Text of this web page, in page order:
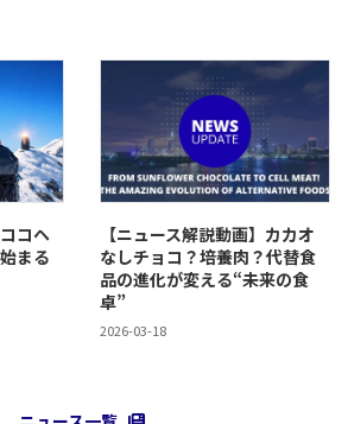
コヘ
まる
【ニュース解説動画】カカオ
なしチョコ？培養肉？代替食
品の進化が変える“未来の食
卓”
2026-03-18